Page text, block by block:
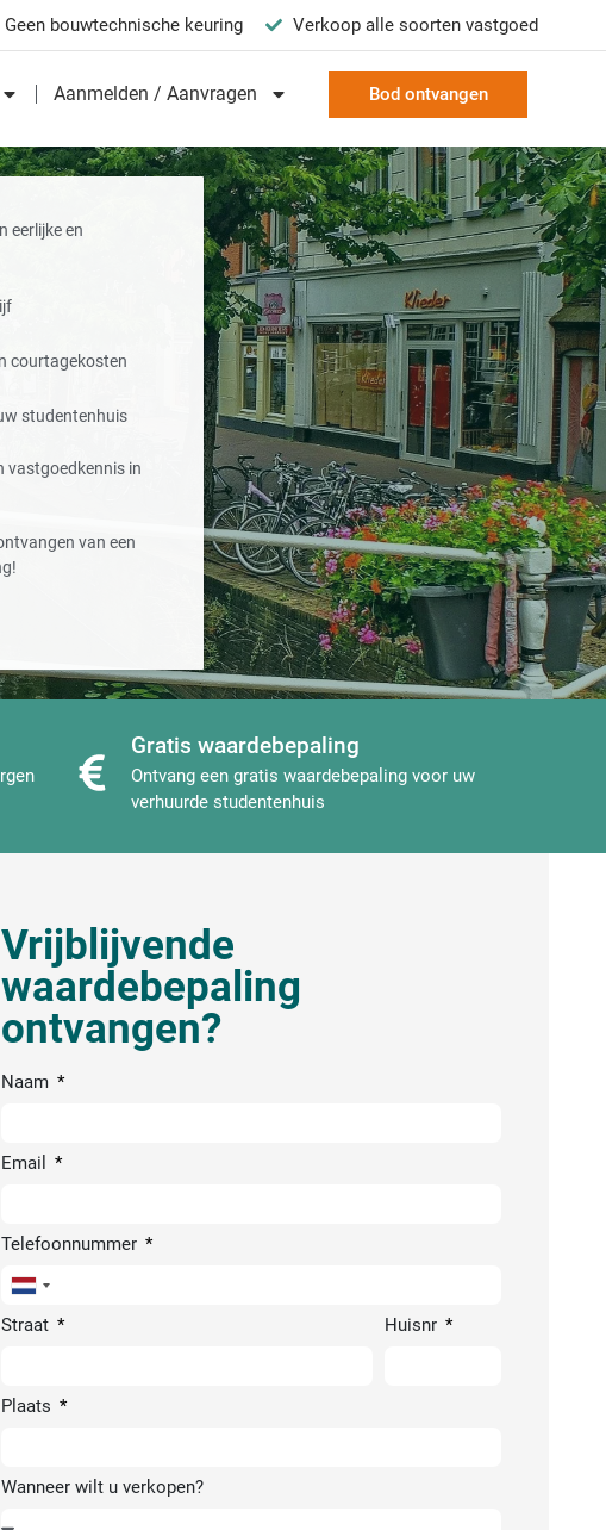
Geen bouwtechnische keuring Verkoop alle soorten vastgoed
Aanmelden / Aanvragen Bod ontvangen
eerlijke en
courtagekosten
studentenhuis
vastgoedkennis in
van een
Gratis waardebepaling
Ontvang een gratis waardebepaling voor uw
verhuurde studentenhuis
Vrijblijvende
waardebepaling
ontvangen?
Naam
Email
Telefoonnummer
Netherlands
+31
Straat Huisnr
Plaats
Wanneer wilt u verkopen?